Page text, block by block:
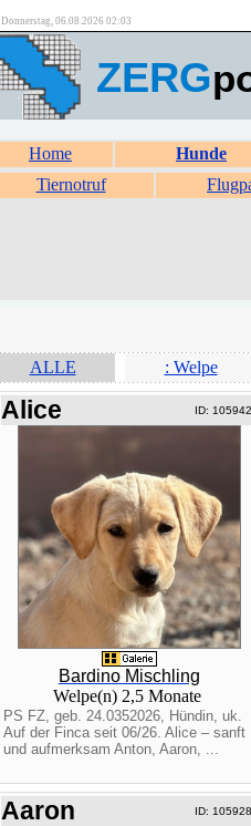
Donnerstag, 06.08.2026 02:03
ZERG
Home Hunde
Tiernotruf
ALLE
: Welpe
Alice ID:
Bardino Mischling
Welpe(n) 2,5 Monate
PS FZ, geb. 24.0352026, Hündin, uk.
Auf der Finca seit 06/26. Alice – sanft
und aufmerksam Anton, Aaron, ...
Aaron ID: